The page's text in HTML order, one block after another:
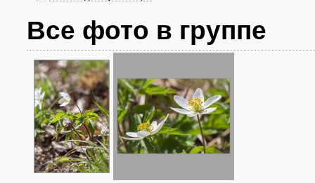
Все фото в группе